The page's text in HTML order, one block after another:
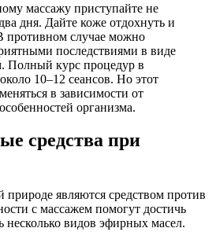
массажу приступайте не
дня. Дайте коже отдохнуть и
противном случае можно
последствиями в виде
Полный курс процедур в
10–12 сеансов. Но этот
в зависимости от
организма.
средства при
являются средством против
с массажем помогут достичь
несколько видов эфирных масел.